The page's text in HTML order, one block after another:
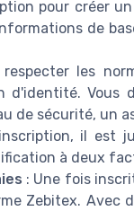
pour créer
de
les
d'identité.
de sécurité, un
il est
à deux
: Une fois
Zebitex. Avec